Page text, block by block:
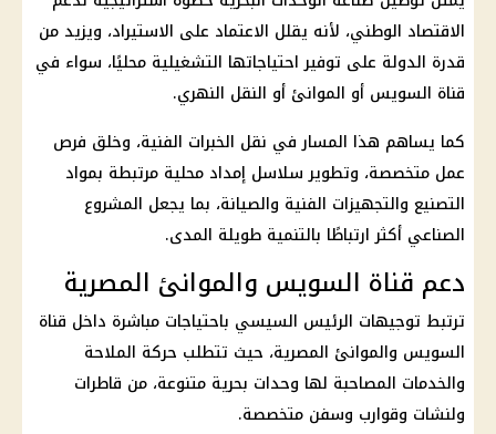
الاقتصاد الوطني، لأنه يقلل الاعتماد على الاستيراد، ويزيد من
قدرة الدولة على توفير احتياجاتها التشغيلية محليًا، سواء في
قناة السويس أو الموانئ أو النقل النهري.
كما يساهم هذا المسار في نقل الخبرات الفنية، وخلق فرص
عمل متخصصة، وتطوير سلاسل إمداد محلية مرتبطة بمواد
التصنيع والتجهيزات الفنية والصيانة، بما يجعل المشروع
الصناعي أكثر ارتباطًا بالتنمية طويلة المدى.
دعم قناة السويس والموانئ المصرية
ترتبط توجيهات الرئيس السيسي باحتياجات مباشرة داخل قناة
السويس والموانئ المصرية، حيث تتطلب حركة الملاحة
والخدمات المصاحبة لها وحدات بحرية متنوعة، من قاطرات
ولنشات وقوارب وسفن متخصصة.